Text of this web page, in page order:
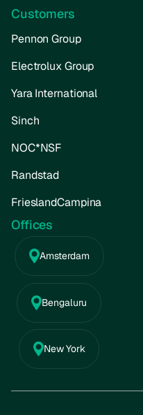
Customers
Pennon Group
Electrolux Group
Yara International
Sinch
NOC*NSF
Randstad
FrieslandCampina
Offices
Amsterdam
Bengaluru
New York